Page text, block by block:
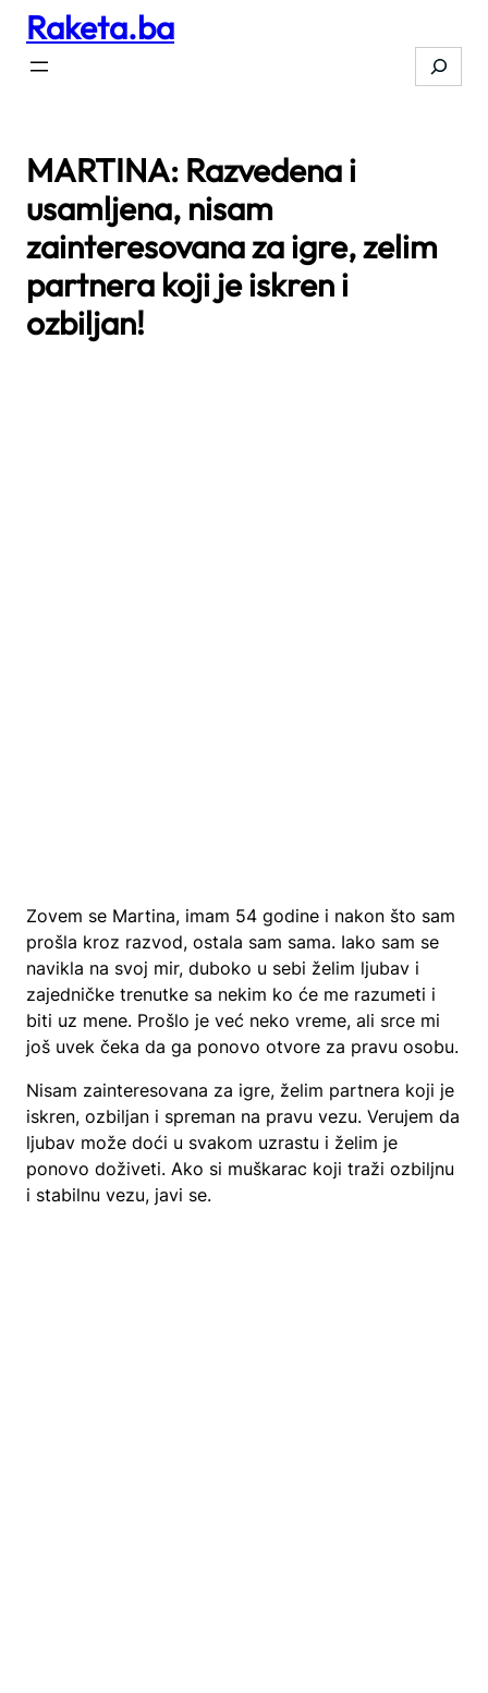
Skip
content
Raketa.ba
Search
MARTINA: Razvedena i
usamljena, nisam
zainteresovana za igre, zelim
partnera koji je iskren i
ozbiljan!
Zovem se Martina, imam 54 godine i nakon što sam
prošla kroz razvod, ostala sam sama. Iako sam se
navikla na svoj mir, duboko u sebi želim ljubav i
zajedničke trenutke sa nekim ko će me razumeti i
biti uz mene. Prošlo je već neko vreme, ali srce mi
još uvek čeka da ga ponovo otvore za pravu osobu.
Nisam zainteresovana za igre, želim partnera koji je
iskren, ozbiljan i spreman na pravu vezu. Verujem da
ljubav može doći u svakom uzrastu i želim je
ponovo doživeti. Ako si muškarac koji traži ozbiljnu
i stabilnu vezu, javi se.